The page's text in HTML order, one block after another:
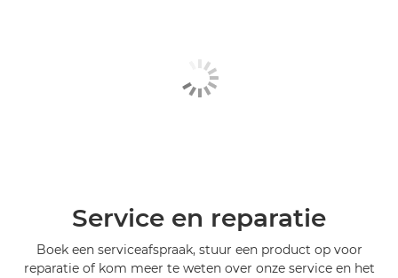
Service en reparatie
Boek een serviceafspraak, stuur een product op voor
reparatie of kom meer te weten over onze service en het